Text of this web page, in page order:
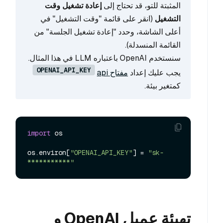
المثبتة للتو، قد تحتاج إلى إعادة تشغيل وقت
التشغيل (انقر على قائمة "وقت التشغيل" في
أعلى الشاشة، وحدد "إعادة تشغيل الجلسة" من
القائمة المنسدلة).
سنستخدم OpenAI باعتباره LLM في هذا المثال.
يجب عليك إعداد مفتاح api OPENAI_API_KEY
كمتغير بيئة.
import os
os.environ["OPENAI_API_KEY"] =
"sk-
***********"
تهيئة عميل OpenAI و